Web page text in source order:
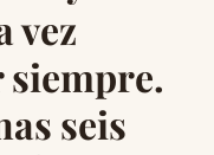
vez
seis